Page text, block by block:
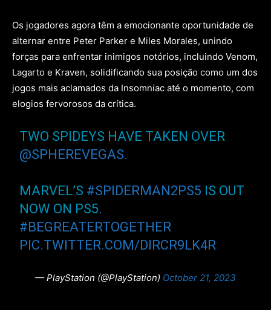
Os jogadores agora têm a emocionante oportunidade de
alternar entre Peter Parker e Miles Morales, unindo
forças para enfrentar inimigos notórios, incluindo Venom,
Lagarto e Kraven, solidificando sua posição como um dos
jogos mais aclamados da Insomniac até o momento, com
elogios fervorosos da crítica.
TWO SPIDEYS HAVE TAKEN OVER
@SPHEREVEGAS.
MARVEL’S #SPIDERMAN2PS5 IS OUT
NOW ON PS5.
#BEGREATERTOGETHER
PIC.TWITTER.COM/DIRCR9LK4R
— PlayStation (@PlayStation) October 21, 2023